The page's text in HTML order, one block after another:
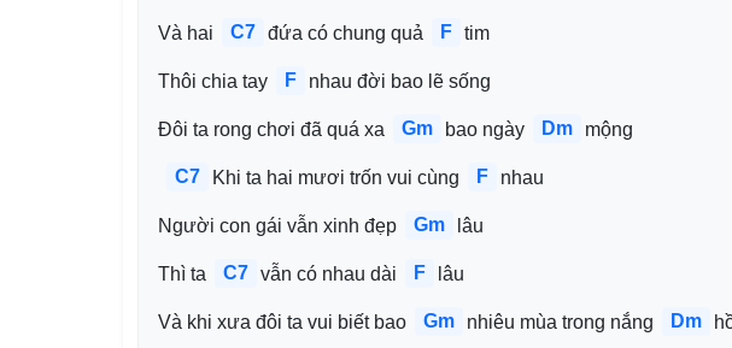
Và hai C7 đứa có chung quả F tim
Thôi chia tay F nhau đời bao lẽ sống
Đôi ta rong chơi đã quá xa Gm bao ngày Dm mộng
C7 Khi ta hai mươi trốn vui cùng F nhau
Người con gái vẫn xinh đẹp Gm lâu
Thì ta C7 vẫn có nhau dài F lâu
Và khi xưa đôi ta vui biết bao Gm nhiêu mùa trong nắng Dm